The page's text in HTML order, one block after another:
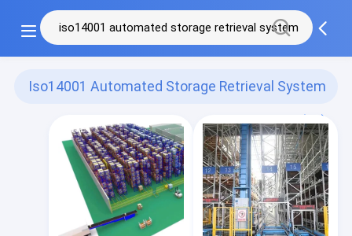
Iso14001 Automated Storage Retrieval System
(14)